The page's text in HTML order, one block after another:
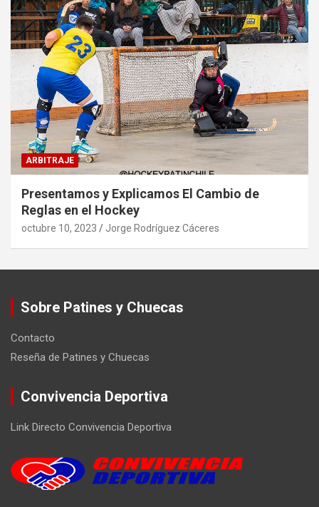
ARBITRAJE
Presentamos y Explicamos El Cambio de
Reglas en el Hockey
octubre 10, 2023 Jorge Rodríguez Cáceres
Sobre Patines y Chuecas
Contacto
Reseña de Patines y Chuecas
Convivencia Deportiva
Link Directo Convivencia Deportiva